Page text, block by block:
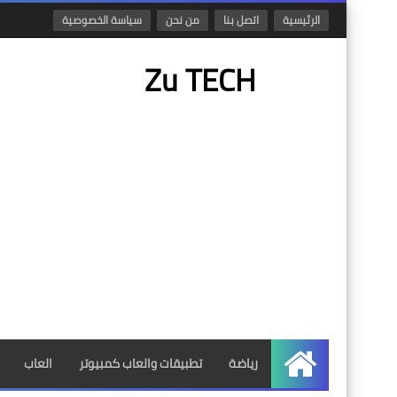
الرئيسية اتصل بنا من نحن سياسة الخصوصية
Zu TECH
الرئيسية
رياضة تطبيقات والعاب كمبيوتر العاب